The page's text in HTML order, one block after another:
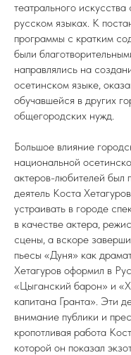
театрального
русском языках. К
программы с кратким
были
направлялись на
осетинском языке,
обучавшейся в других
общегородских нужд.
Большое влияние
национальной
актеров-любителей был
деятель Коста
устраивать в городе
в качестве актера,
сцены, а вскоре
пьесы «Дуня» как
Хетагуров оформил в
«Цыганский барон» и
капитана Гранта». Эти
внимание публики и
кропотливая работа
которой он показал